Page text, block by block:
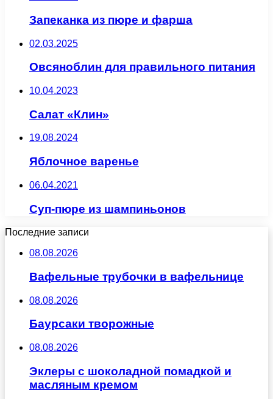
Запеканка из пюре и фарша
02.03.2025
Овсяноблин для правильного питания
10.04.2023
Салат «Клин»
19.08.2024
Яблочное варенье
06.04.2021
Суп-пюре из шампиньонов
Последние записи
08.08.2026
Вафельные трубочки в вафельнице
08.08.2026
Баурсаки творожные
08.08.2026
Эклеры с шоколадной помадкой и
масляным кремом